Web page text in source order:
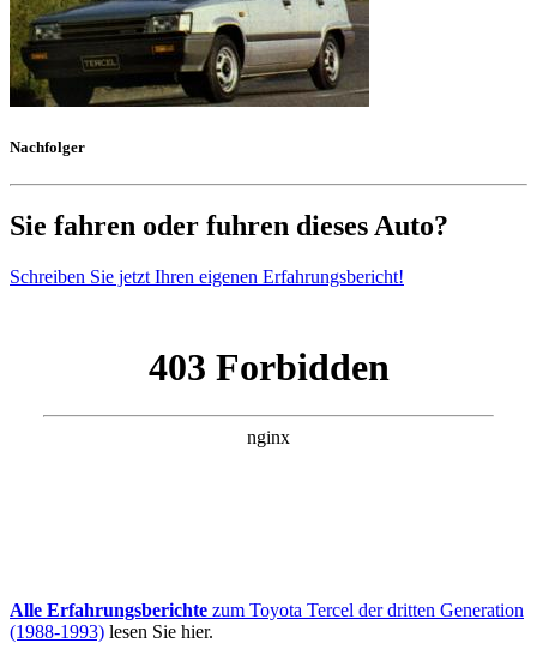
Nachfolger
Sie fahren oder fuhren dieses Auto?
Schreiben Sie jetzt Ihren eigenen Erfahrungsbericht!
Alle Erfahrungsberichte zum Toyota Tercel der dritten Generation
(1988-1993) lesen Sie hier.